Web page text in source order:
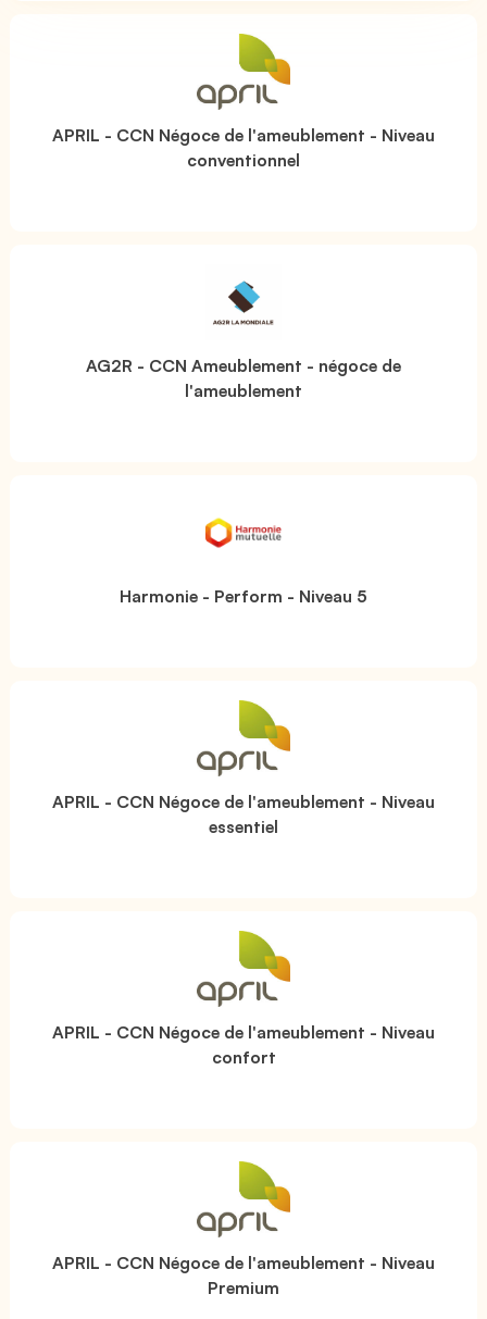
APRIL - CCN Négoce de l'ameublement - Niveau
conventionnel
AG2R - CCN Ameublement - négoce de
l'ameublement
Harmonie - Perform - Niveau 5
APRIL - CCN Négoce de l'ameublement - Niveau
essentiel
APRIL - CCN Négoce de l'ameublement - Niveau
confort
APRIL - CCN Négoce de l'ameublement - Niveau
Premium